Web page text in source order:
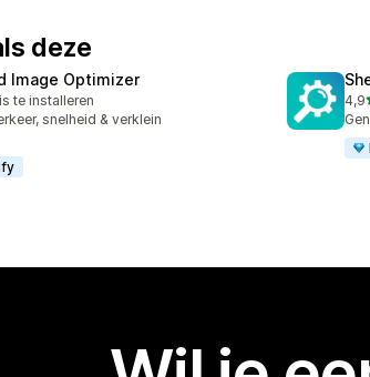
deze
Image Optimizer
te installeren
snelheid & verklein
4,9